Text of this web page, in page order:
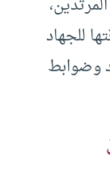
للجهاد
وضوابط